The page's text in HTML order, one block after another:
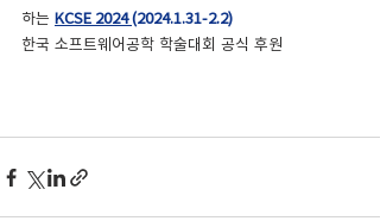
하는 KCSE 2024 (2024.1.31-2.2)
한국 소프트웨어공학 학술대회 공식 후원